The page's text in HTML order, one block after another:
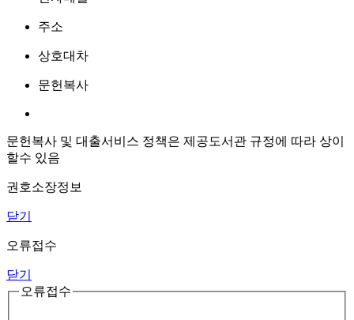
주소
상호대차
문헌복사
문헌복사 및 대출서비스 정책은 제공도서관 규정에 따라 상이
할수 있음
권호소장정보
닫기
오류접수
닫기
오류접수